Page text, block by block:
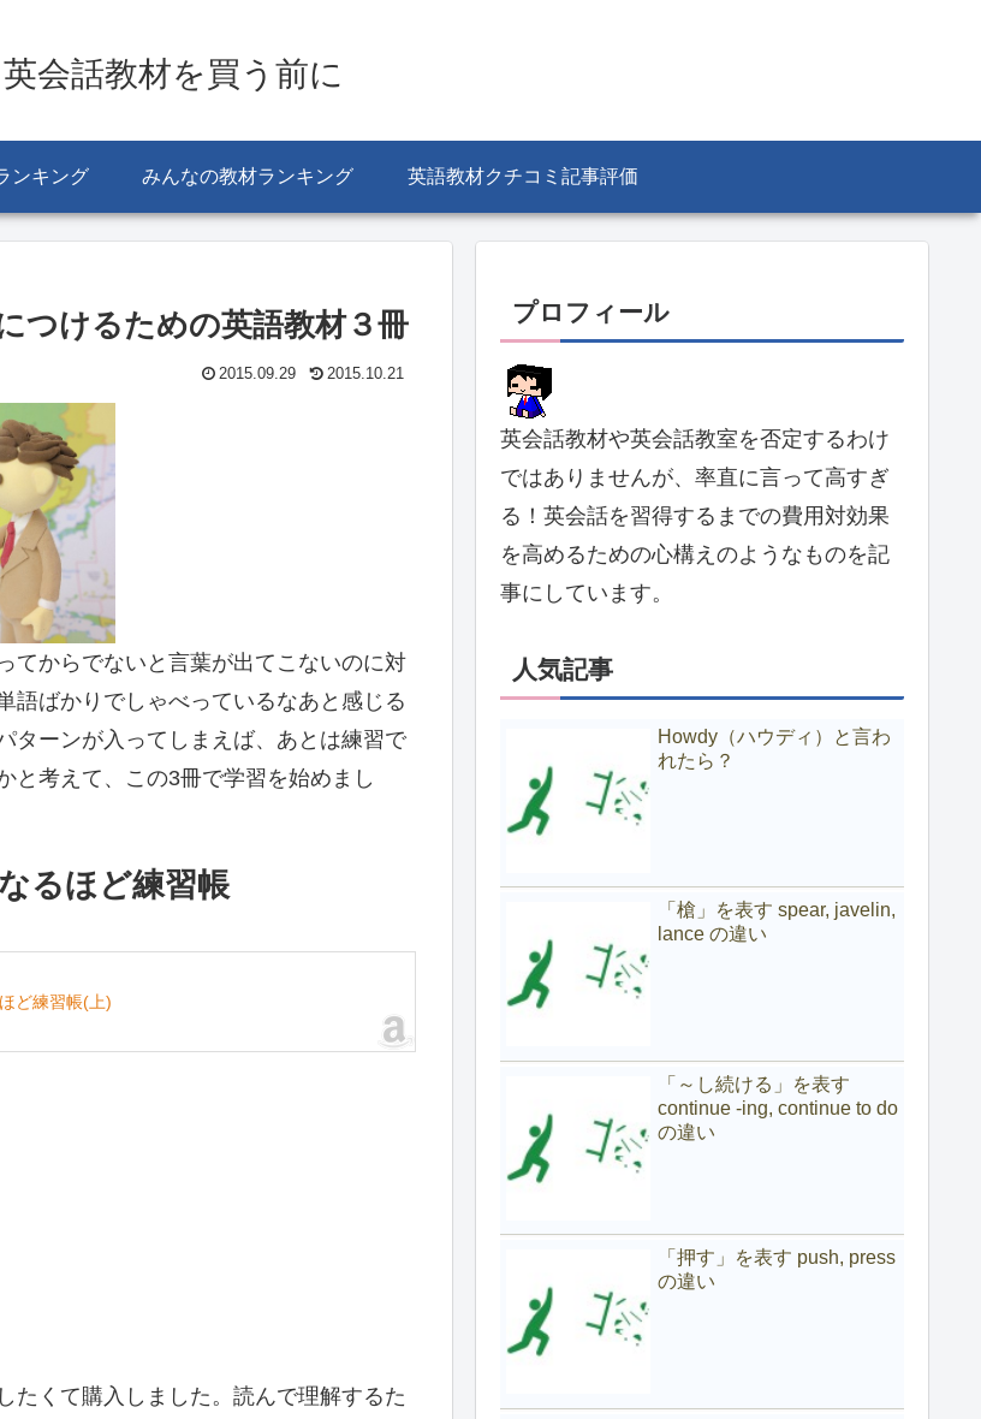
英会話教材を買う前に
ンキング みんなの教材ランキング 英語教材クチコミ記事評価
つけるための英語教材３冊
2015.09.29 2015.10.21
てからでないと言葉が出てこないのに対
語ばかりでしゃべっているなあと感じる
ターンが入ってしまえば、あとは練習で
と考えて、この3冊で学習を始めまし
るほど練習帳
ど練習帳(上)
たくて購入しました。読んで理解するた
プロフィール
英会話教材や英会話教室を否定するわけ
ではありませんが、率直に言って高すぎ
る！英会話を習得するまでの費用対効果
を高めるための心構えのようなものを記
事にしています。
人気記事
Howdy（ハウディ）と言わ
れたら？
「槍」を表す spear, javelin,
lance の違い
「～し続ける」を表す
continue -ing, continue to do
の違い
「押す」を表す push, press
の違い